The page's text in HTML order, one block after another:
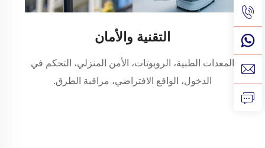
التقنية والأمان
المعدات الطبية، الروبوتات، الأمن المنزلي، التحكم في
الدخول، الواقع الافتراضي، مراقبة الطرق.